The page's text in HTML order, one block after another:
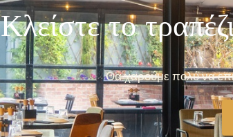
Κλείστε το
Θα χαρούμε πολύ να